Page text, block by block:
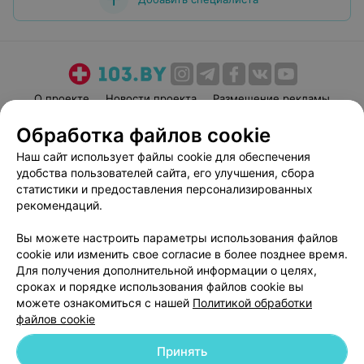
О проекте Новости проекта
Размещение рекламы
Пользовательское соглашение
Способы оплаты
Вакансии
Партнеры
Написать руководителю 103.by
Персональные настройки cookie
Обработка персональных данных
Обработка файлов cookie
Наш сайт использует файлы cookie для обеспечения
удобства пользователей сайта, его улучшения, сбора
статистики и предоставления персонализированных
рекомендаций.
Вы можете настроить параметры использования файлов
cookie или изменить свое согласие в более позднее время.
Для получения дополнительной информации о целях,
сроках и порядке использования файлов cookie вы
можете ознакомиться с нашей Политикой обработки
файлов cookie
Принять